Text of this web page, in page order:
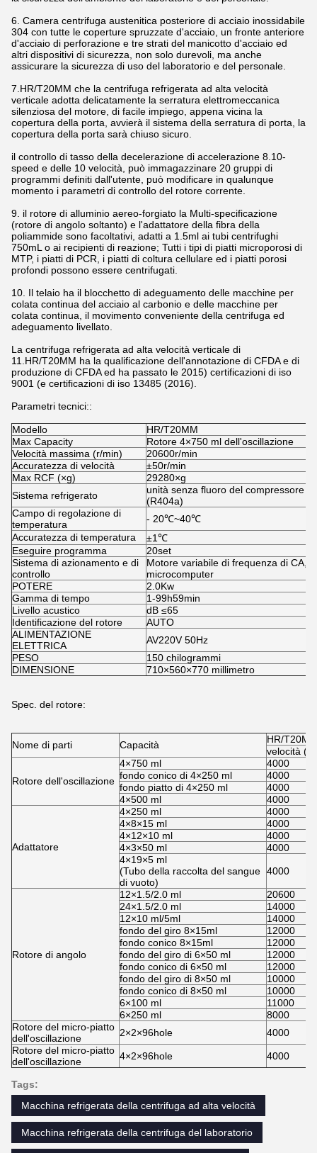
6. Camera centrifuga austenitica posteriore di acciaio inossidabile
304 con tutte le coperture spruzzate d'acciaio, un fronte anteriore
d'acciaio di perforazione e tre strati del manicotto d'acciaio ed
altri dispositivi di sicurezza, non solo durevoli, ma anche
assicurare la sicurezza di uso del laboratorio e del personale.
7.HR/T20MM che la centrifuga refrigerata ad alta velocità
verticale adotta delicatamente la serratura elettromeccanica
silenziosa del motore, di facile impiego, appena vicina la
copertura della porta, avvierà il sistema della serratura di porta, la
copertura della porta sarà chiuso sicuro.
il controllo di tasso della decelerazione di accelerazione 8.10-
speed e delle 10 velocità, può immagazzinare 20 gruppi di
programmi definiti dall'utente, può modificare in qualunque
momento i parametri di controllo del rotore corrente.
9. il rotore di alluminio aereo-forgiato la Multi-specificazione
(rotore di angolo soltanto) e l'adattatore della fibra della
poliammide sono facoltativi, adatti a 1.5ml ai tubi centrifughi
750mL o ai recipienti di reazione; Tutti i tipi di piatti microporosi di
MTP, i piatti di PCR, i piatti di coltura cellulare ed i piatti porosi
profondi possono essere centrifugati.
10. Il telaio ha il blocchetto di adeguamento delle macchine per
colata continua del acciaio al carbonio e delle macchine per
colata continua, il movimento conveniente della centrifuga ed
adeguamento livellato.
La centrifuga refrigerata ad alta velocità verticale di
11.HR/T20MM ha la qualificazione dell'annotazione di CFDA e di
produzione di CFDA ed ha passato le 2015) certificazioni di iso
9001 (e certificazioni di iso 13485 (2016).
Parametri tecnici::
Modello
HR/T20MM
Max Capacity
Rotore 4×750 ml dell'oscillazione
Velocità massima (r/min)
20600r/min
Accuratezza di velocità
±50r/min
Max RCF (×g)
29280×g
Sistema refrigerato
unità senza fluoro del compressore
(R404a)
Campo di regolazione di
temperatura
- 20℃~40℃
Accuratezza di temperatura
±1℃
Eseguire programma
20set
Sistema di azionamento e di
controllo
Motore variabile di frequenza di CA,
microcomputer
POTERE
2.0Kw
Gamma di tempo
1-99h59min
Livello acustico
dB ≤65
Identificazione del rotore
AUTO
ALIMENTAZIONE
ELETTRICA
AV220V 50Hz
PESO
150 chilogrammi
DIMENSIONE
710×560×770 millimetro
Spec. del rotore:
Nome di parti Capacità
HR/
velocità (r/
Rotore dell'oscillazione
4×750 ml
4000
fondo conico di 4×250 ml
4000
fondo piatto di 4×250 ml
4000
4×500 ml
4000
Adattatore
4×250 ml
4000
4×8×15 ml
4000
4×12×10 ml
4000
4×3×50 ml
4000
4×19×5 ml
(Tubo della raccolta del sangue
di vuoto)
4000
Rotore di angolo
12×1.5/2.0 ml
20600
24×1.5/2.0 ml
14000
12×10 ml/5ml
14000
fondo del giro 8×15ml
12000
fondo conico 8×15ml
12000
fondo del giro di 6×50 ml
12000
fondo conico di 6×50 ml
12000
fondo del giro di 8×50 ml
10000
fondo conico di 8×50 ml
10000
6×100 ml
11000
6×250 ml
8000
Rotore del micro-piatto
dell'oscillazione
2×2×96hole
4000
Rotore del micro-piatto
dell'oscillazione
4×2×96hole 4000
Tags:
Macchina refrigerata della centrifuga ad alta velocità
Macchina refrigerata della centrifuga del laboratorio